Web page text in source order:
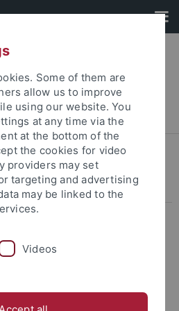
(CCT)
Modellprojekt Studienreisen
Erfahrung“:
als
Some of them are
allow us to improve
using our website. You
at any time via the
at the bottom of the
the cookies for video
providers may set
targeting and advertising
may be linked to the
Videos